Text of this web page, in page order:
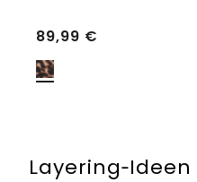
89,99 €
Layering‑Ideen